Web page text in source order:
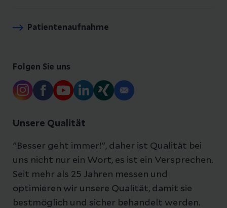
Patientenaufnahme
Folgen Sie uns
Unsere Qualität
"Besser geht immer!", daher ist Qualität bei
uns nicht nur ein Wort, es ist ein Versprechen.
Seit mehr als 25 Jahren messen und
optimieren wir unsere Qualität, damit sie
bestmöglich und sicher behandelt werden.